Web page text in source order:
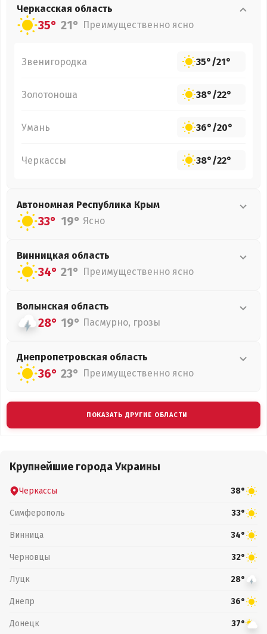
Черкасская область
35° 21° Преимущественно ясно
Звенигородка 35°/21°
Золотоноша 38°/22°
Умань 36°/20°
Черкассы 38°/22°
Автономная Республика Крым
33° 19° Ясно
Винницкая область
34° 21° Преимущественно ясно
Волынская область
28° 19° Пасмурно, грозы
Днепропетровская область
36° 23° Преимущественно ясно
ПОКАЗАТЬ ДРУГИЕ ОБЛАСТИ
Крупнейшие города Украины
Черкассы 38°
Симферополь 33°
Винница 34°
Черновцы 32°
Луцк 28°
Днепр 36°
Донецк 37°